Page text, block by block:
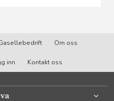
Om oss
inn Kontakt oss